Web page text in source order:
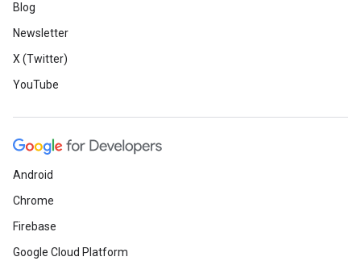
Blog
Newsletter
X (Twitter)
YouTube
Android
Chrome
Firebase
Google Cloud Platform